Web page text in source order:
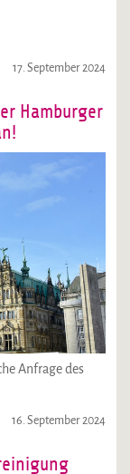
17. September 2024
Hamburger
Anfrage des
16. September 2024